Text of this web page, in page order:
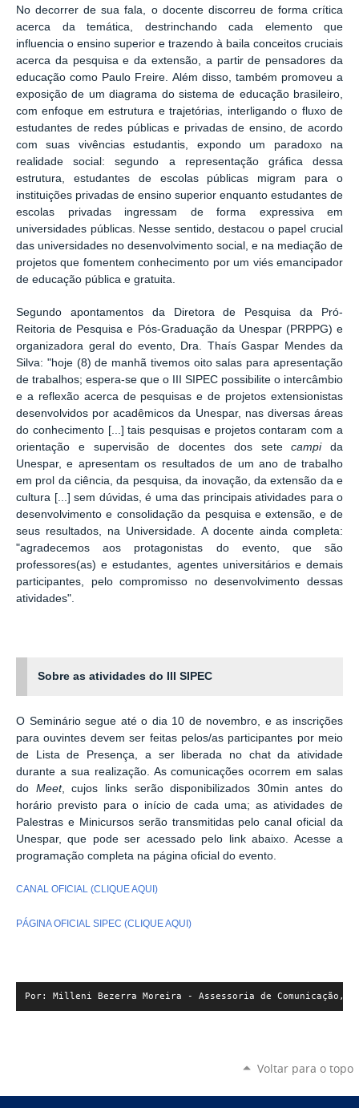
No decorrer de sua fala, o docente discorreu de forma crítica
acerca da temática, destrinchando cada elemento que
influencia o ensino superior e trazendo à baila conceitos cruciais
acerca da pesquisa e da extensão, a partir de pensadores da
educação como Paulo Freire. Além disso, também promoveu a
exposição de um diagrama do sistema de educação brasileiro,
com enfoque em estrutura e trajetórias, interligando o fluxo de
estudantes de redes públicas e privadas de ensino, de acordo
com suas vivências estudantis, expondo um paradoxo na
realidade social: segundo a representação gráfica dessa
estrutura, estudantes de escolas públicas migram para o
instituições privadas de ensino superior enquanto estudantes de
escolas privadas ingressam de forma expressiva em
universidades públicas. Nesse sentido, destacou o papel crucial
das universidades no desenvolvimento social, e na mediação de
projetos que fomentem conhecimento por um viés emancipador
de educação pública e gratuita.
Segundo apontamentos da Diretora de Pesquisa da Pró-
Reitoria de Pesquisa e Pós-Graduação da Unespar (PRPPG) e
organizadora geral do evento, Dra. Thaís Gaspar Mendes da
Silva: "hoje (8) de manhã tivemos oito salas para apresentação
de trabalhos; espera-se que o III SIPEC possibilite o intercâmbio
e a reflexão acerca de pesquisas e de projetos extensionistas
desenvolvidos por acadêmicos da Unespar, nas diversas áreas
do conhecimento [...] tais pesquisas e projetos contaram com a
orientação e supervisão de docentes dos setecampida
Unespar, e apresentam os resultados de um ano de trabalho
em prol da ciência, da pesquisa, da inovação, da extensão da e
cultura [...] sem dúvidas, é uma das principais atividades para o
desenvolvimento e consolidação da pesquisa e extensão, e de
seus resultados, na Universidade. A docente ainda completa:
"agradecemos aos protagonistas do evento, que são
professores(as) e estudantes, agentes universitários e demais
participantes, pelo compromisso no desenvolvimento dessas
atividades".
Sobre as atividades do III SIPEC
O Seminário segue até o dia 10 de novembro, e as inscrições
para ouvintes devem ser feitas pelos/as participantes por meio
de Lista de Presença, a ser liberada no chat da atividade
durante a sua realização. As comunicações ocorrem em salas
do Meet, cujos links serão disponibilizados 30min antes do
horário previsto para o início de cada uma; as atividades de
Palestras e Minicursos serão transmitidas pelo canal oficial da
Unespar, que pode ser acessado pelo link abaixo. Acesse a
programação completa na página oficial do evento.
CANAL OFICIAL (CLIQUE AQUI)
PÁGINA OFICIAL SIPEC (CLIQUE AQUI)
Por: Milleni Bezerra Moreira - Assessoria de Comunicação,
Voltar para o topo